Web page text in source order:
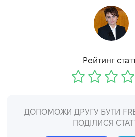
Рейтинг
ДОПОМОЖИ ДРУГУ БУТИ
ПОДІЛИСЯ